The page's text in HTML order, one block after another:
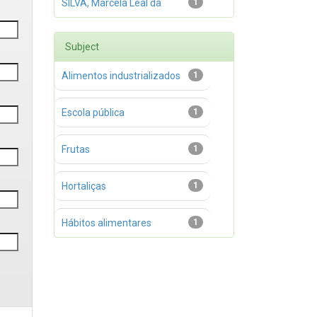
1
SILVA, Marcela Leal da
Subject
1
Alimentos industrializados
1
Escola pública
1
Frutas
1
Hortaliças
1
Hábitos alimentares